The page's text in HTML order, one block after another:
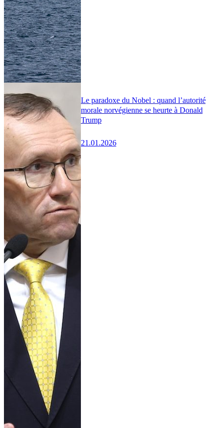
Le paradoxe du Nobel : quand l’autorité
morale norvégienne se heurte à Donald
Trump
21.01.2026